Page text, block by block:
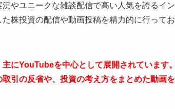
やユニークな雑談配信で高い人気を誇るイ
株投資の配信や動画投稿を精力的に行って
にYouTubeを中心として展開されています
引の反省や、投資の考え方をまとめた動画